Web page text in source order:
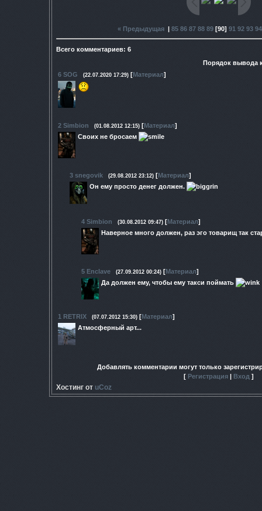
« Предыдущая| 85 86 87 88 89[90] 91 92 93 94
Всего комментариев: 6
Порядок вывода
6 SOG (22.07.2020 17:29) [Материал]
2 Simbion (01.08.2012 12:15) [Материал]
Своих не бросаем
3 snegovik (29.08.2012 23:12) [Материал]
Он ему просто денег должен.
4 Simbion (30.08.2012 09:47) [Материал]
Наверное много должен, раз эго товарищ так
5 Enclave (27.09.2012 00:24) [Материал]
Да должен ему, чтобы ему такси поймать
1 RETRIX (07.07.2012 15:30) [Материал]
Атмосферный арт...
Добавлять комментарии могут только
[ Регистрация Вход ]
Хостинг от uCoz